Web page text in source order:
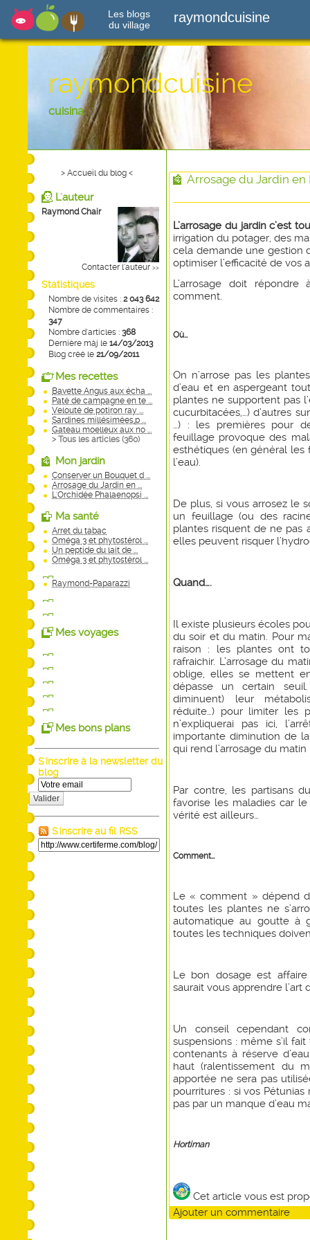
Les blogs
du village
raymondcuisine
raymondcuisine
cuisina
> Accueil du blog <
L'auteur
Raymond Chair
Contacter l'auteur >>
Statistiques
Nombre de visites : 2 043 642
Nombre de commentaires :
347
Nombre d'articles : 368
Dernière màj le 14/03/2013
Blog créé le 21/09/2011
Mes recettes
Bavette Angus aux écha ...
Paté de campagne en te ...
Velouté de potiron ray ...
Sardines millésimées,p ...
Gateau moelleux aux no ...
> Tous les articles (360)
Mon jardin
Conserver un Bouquet d ...
Arrosage du Jardin en ...
L'Orchidée Phalaenopsi ...
Ma santé
Arret du tabac
Oméga 3 et phytostérol ...
Un peptide du lait de ...
Oméga 3 et phytostérol ...
Raymond-Paparazzi
Mes voyages
Mes bons plans
S'inscrire à la newsletter du
blog
Valider
S'inscrire au fil RSS
Arrosage du Jardin
L’arrosage du jardin c’est
irrigation du potager, des
cela demande une gestion
optimiser l’efficacité de vos
L’arrosage doit
comment.
Où…
On n’arrose pas les
d’eau et en aspergeant
plantes ne supportent pas
cucurbitacées,…) d’autres
…) : les premières pour
feuillage provoque des
esthétiques (en général
l’eau).
De plus, si vous arrosez le
un feuillage (ou des
plantes risquent de ne pas
elles peuvent risquer
Quand….
Il existe plusieurs écoles
du soir et du matin. Pour
raison : les plantes ont
rafraichir. L’arrosage du
oblige, elles se mettent
dépasse un certain
diminuent) leur
réduite…) pour limiter les
n’expliquerai pas ici,
importante diminution de
qui rend l’arrosage du
Par contre, les partisans
favorise les maladies car
vérité est ailleurs…
Comment…
Le « comment » dépend
toutes les plantes ne
automatique au goutte à
toutes les techniques
Le bon dosage est
saurait vous apprendre l’art
Un conseil cependant
suspensions : même s’il
contenants à réserve
haut (ralentissement du
apportée ne sera pas
pourritures : si vos
pas par un manque d’eau
Hortiman
Cet article vous est
Ajouter un commentaire